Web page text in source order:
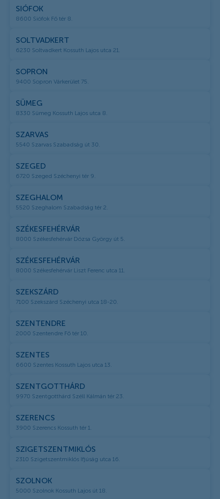
SIÓFOK
8600 Siófok Fő tér 8.
SOLTVADKERT
6230 Soltvadkert Kossuth Lajos utca 21.
SOPRON
9400 Sopron Várkerület 75.
SÜMEG
8330 Sümeg Kossuth Lajos utca 8.
SZARVAS
5540 Szarvas Szabadság út 30.
SZEGED
6720 Szeged Széchenyi tér 9.
SZEGHALOM
5520 Szeghalom Szabadság tér 2.
SZÉKESFEHÉRVÁR
8000 Székesfehérvár Dózsa György út 5.
SZÉKESFEHÉRVÁR
8000 Székesfehérvár Liszt Ferenc utca 11.
SZEKSZÁRD
7100 Szekszárd Széchenyi utca 18-20.
SZENTENDRE
2000 Szentendre Fő tér 10.
SZENTES
6600 Szentes Kossuth Lajos utca 13.
SZENTGOTTHÁRD
9970 Szentgotthárd Széll Kálmán tér 23.
SZERENCS
3900 Szerencs Kossuth tér 1.
SZIGETSZENTMIKLÓS
2310 Szigetszentmiklós Ifjúság utca 16.
SZOLNOK
5000 Szolnok Kossuth Lajos út 18.